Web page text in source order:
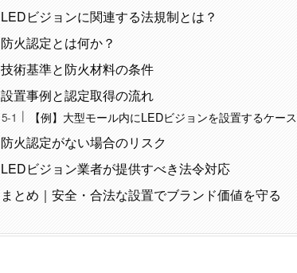
LEDビジョンに関連する法規制とは？
防火認定とは何か？
技術基準と防火材料の条件
設置事例と認定取得の流れ
【例】大型モール内にLEDビジョンを設置するケース
防火認定がない場合のリスク
LEDビジョン業者が提供すべき法令対応
まとめ｜安全・合法な設置でブランド価値を守る